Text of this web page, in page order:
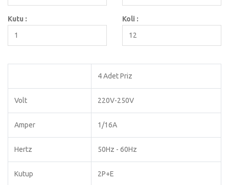
Kutu :
1
Koli :
12
4 Adet Priz
Volt 220V-250V
Amper 1/16A
Hertz 50Hz - 60Hz
Kutup 2P+E